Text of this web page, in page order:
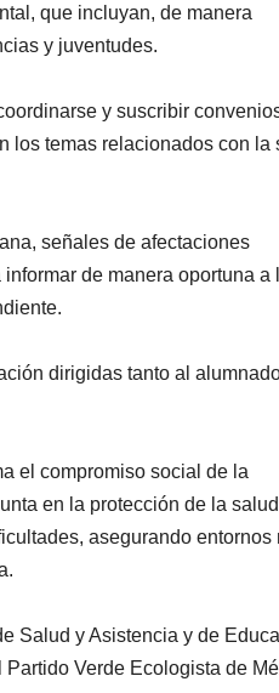
que incluyan, de manera
y juventudes.
y suscribir
los temas relacionados con la
señales de afectaciones
de manera oportuna a
dirigidas tanto al
el compromiso social de la
en la protección de la salud
asegurando entornos
Salud y Asistencia y de
Verde Ecologista de